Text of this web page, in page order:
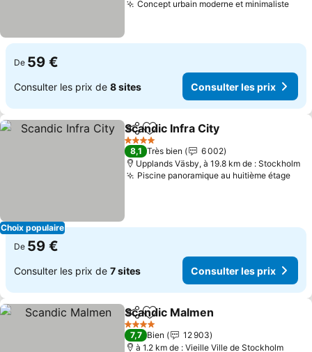
Concept urbain moderne et minimaliste
De 59 €
Consulter les prix de 8 sites Consulter les prix
Choix populaire
PartagerAjouter à mes favoris
Scandic Infra City
4 Étoiles
8,1 Très bien
6 002
Upplands Väsby, à 19.8 km de : Stockholm
Piscine panoramique au huitième étage
De 59 €
Consulter les prix de 7 sites Consulter les prix
PartagerAjouter à mes favoris
Scandic Malmen
4 Étoiles
7,7 Bien
12 903
à 1.2 km de : Vieille Ville de Stockholm